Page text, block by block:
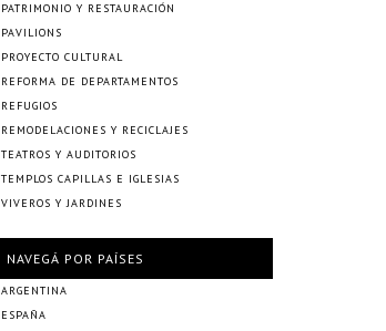
PATRIMONIO Y RESTAURACIÓN
PAVILIONS
PROYECTO CULTURAL
REFORMA DE DEPARTAMENTOS
REFUGIOS
REMODELACIONES Y RECICLAJES
TEATROS Y AUDITORIOS
TEMPLOS CAPILLAS E IGLESIAS
VIVEROS Y JARDINES
NAVEGÁ POR PAÍSES
ARGENTINA
ESPAÑA